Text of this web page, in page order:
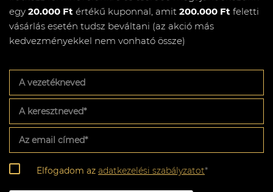
egy 20.000 Ft értékű kuponnal, amit 200.000 Ft feletti
vásárlás esetén tudsz beváltani (az akció más
kedvezményekkel nem vonható össze)
vezetékneved
keresztneved*
email
címed*
Adatkezelési
szabályzat*
Elfogadom az adatkezelési szabályzatot*